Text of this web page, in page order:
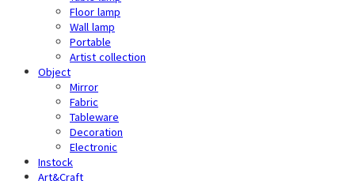
Floor lamp
Wall lamp
Portable
Artist collection
Object
Mirror
Fabric
Tableware
Decoration
Electronic
Instock
Art&Craft